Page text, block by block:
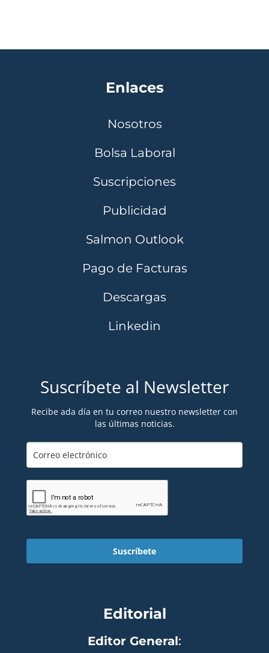
Enlaces
Nosotros
Bolsa Laboral
Suscripciones
Publicidad
Salmon Outlook
Pago de Facturas
Descargas
Linkedin
Suscríbete al Newsletter
Recibe ada día en tu correo nuestro newsletter con
las últimas noticias.
Suscríbete
Editorial
Editor General: